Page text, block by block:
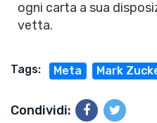
ogni carta a sua
vetta.
Tags: Meta Mark
Condividi: